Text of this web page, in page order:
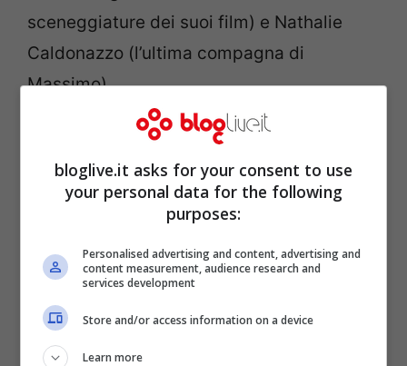
sceneggiature dei suoi film) e Nathalie
Caldonazzo (l’ultima compagna di
Massimo).
bloglive.it asks for your consent to use
your personal data for the following
purposes:
Personalised advertising and content, advertising and
content measurement, audience research and
services development
Store and/or access information on a device
Learn more